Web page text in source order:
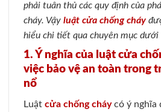
phải tuân thủ các quy định của
cháy. Vậy luật cửa chống cháy
hiểu chi tiết qua chuyên mục dưới
1. Ý nghĩa của luật cửa
việc bảo vệ an toàn trong
nổ
Luật cửa chống cháycó ý nghĩa